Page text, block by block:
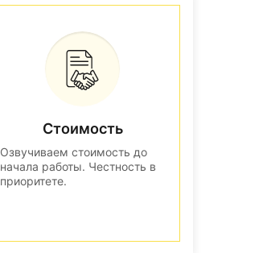
Стоимость
Озвучиваем стоимость до
начала работы. Честность в
приоритете.